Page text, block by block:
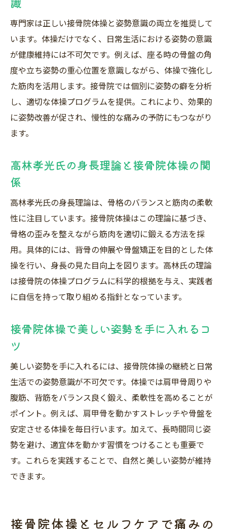
専門家は正しい接骨院体操と姿勢意識の両立を推奨して
います。体操だけでなく、日常生活における姿勢の意識
が健康維持には不可欠です。例えば、座る時の骨盤の角
度や立ち姿勢の重心位置を意識しながら、体操で強化し
た筋肉を活用します。接骨院では個別に姿勢の癖を分析
し、適切な体操プログラムを提供。これにより、効果的
に姿勢改善が促され、慢性的な痛みの予防にもつながり
ます。
高林孝光氏の身長理論と接骨院体操の関
係
高林孝光氏の身長理論は、骨格のバランスと筋肉の柔軟
性に注目しています。接骨院体操はこの理論に基づき、
骨格の歪みを整えながら筋肉を適切に鍛える方法を採
用。具体的には、背骨の伸展や骨盤矯正を目的とした体
操を行い、身長の見た目向上を図ります。高林氏の理論
は接骨院の体操プログラムに科学的根拠を与え、実践者
に自信を持って取り組める指針となっています。
接骨院体操で美しい姿勢を手に入れるコ
ツ
美しい姿勢を手に入れるには、接骨院体操の継続と日常
生活での姿勢意識が不可欠です。体操では肩甲骨周りや
腹筋、背筋をバランス良く鍛え、柔軟性を高めることが
ポイント。例えば、肩甲骨を動かすストレッチや骨盤を
安定させる体操を毎日行います。加えて、長時間同じ姿
勢を避け、適宜体を動かす習慣をつけることも重要で
す。これらを実践することで、自然と美しい姿勢が維持
できます。
接骨院体操とセルフケアで痛みの